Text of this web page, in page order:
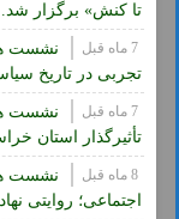
تا کنش» برگزار شد.
نشست
تجربی در تاریخ
نشست
تأثیرگذار استان
نشست
اجتماعی؛ روایتی